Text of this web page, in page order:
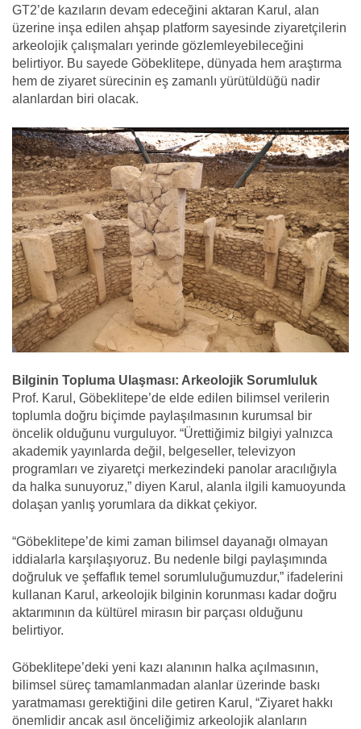
GT2’de kazıların devam edeceğini aktaran Karul, alan
üzerine inşa edilen ahşap platform sayesinde ziyaretçilerin
arkeolojik çalışmaları yerinde gözlemleyebileceğini
belirtiyor. Bu sayede Göbeklitepe, dünyada hem araştırma
hem de ziyaret sürecinin eş zamanlı yürütüldüğü nadir
alanlardan biri olacak.
Bilginin Topluma Ulaşması: Arkeolojik Sorumluluk
Prof. Karul, Göbeklitepe’de elde edilen bilimsel verilerin
toplumla doğru biçimde paylaşılmasının kurumsal bir
öncelik olduğunu vurguluyor. “Ürettiğimiz bilgiyi yalnızca
akademik yayınlarda değil, belgeseller, televizyon
programları ve ziyaretçi merkezindeki panolar aracılığıyla
da halka sunuyoruz,” diyen Karul, alanla ilgili kamuoyunda
dolaşan yanlış yorumlara da dikkat çekiyor.
“Göbeklitepe’de kimi zaman bilimsel dayanağı olmayan
iddialarla karşılaşıyoruz. Bu nedenle bilgi paylaşımında
doğruluk ve şeffaflık temel sorumluluğumuzdur,” ifadelerini
kullanan Karul, arkeolojik bilginin korunması kadar doğru
aktarımının da kültürel mirasın bir parçası olduğunu
belirtiyor.
Göbeklitepe’deki yeni kazı alanının halka açılmasının,
bilimsel süreç tamamlanmadan alanlar üzerinde baskı
yaratmaması gerektiğini dile getiren Karul, “Ziyaret hakkı
önemlidir ancak asıl önceliğimiz arkeolojik alanların